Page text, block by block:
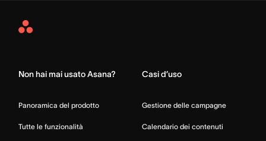
Asana
Non hai mai usato Asana?
Panoramica del prodotto
Tutte le funzionalità
Casi d’uso
Gestione delle campagne
Calendario dei contenuti